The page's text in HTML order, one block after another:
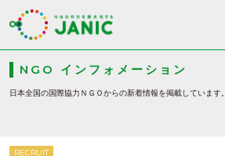
NGO インフォメーション
日本全国の国際協力ＮＧＯからの新着情報を掲載しています。
RECRUIT